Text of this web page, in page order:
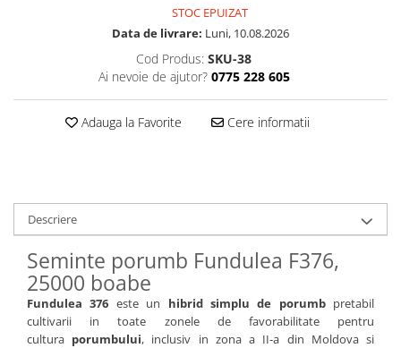
STOC EPUIZAT
Data de livrare: Luni, 10.08.2026
Cod Produs: SKU-38
Ai nevoie de ajutor? 0775 228 605
Adauga la Favorite Cere informatii
Descriere
Seminte porumb Fundulea F376,
25000 boabe
Fundulea 376 este un hibrid simplu de porumbpretabil
cultivarii in toate zonele de favorabilitate pentru
cultura porumbului, inclusiv in zona a II-a din Moldova si